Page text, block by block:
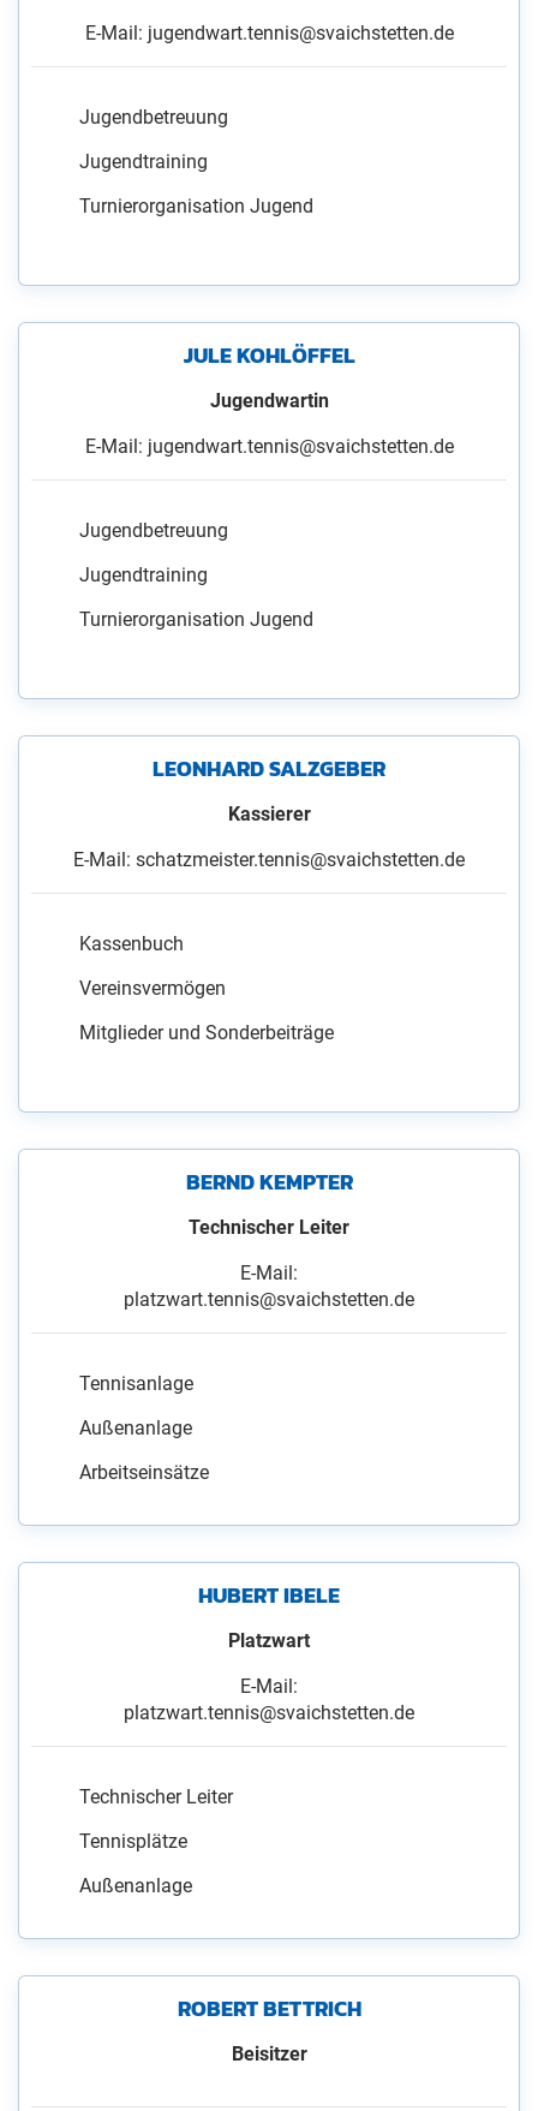
E-Mail: jugendwart.tennis@svaichstetten.de
Jugendbetreuung
Jugendtraining
Turnierorganisation Jugend
JULE KOHLÖFFEL
Jugendwartin
E-Mail: jugendwart.tennis@svaichstetten.de
Jugendbetreuung
Jugendtraining
Turnierorganisation Jugend
LEONHARD SALZGEBER
Kassierer
E-Mail: schatzmeister.tennis@svaichstetten.de
Kassenbuch
Vereinsvermögen
Mitglieder und Sonderbeiträge
BERND KEMPTER
Technischer Leiter
E-Mail:
platzwart.tennis@svaichstetten.de
Tennisanlage
Außenanlage
Arbeitseinsätze
HUBERT IBELE
Platzwart
E-Mail:
platzwart.tennis@svaichstetten.de
Technischer Leiter
Tennisplätze
Außenanlage
ROBERT BETTRICH
Beisitzer